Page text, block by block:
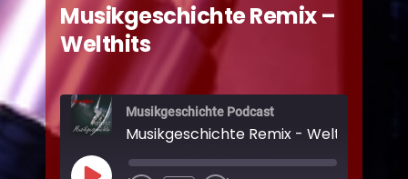
Musikgeschichte Remix –
Welthits
Musikgeschichte Podcast
Musikgeschichte Remix - Welthits